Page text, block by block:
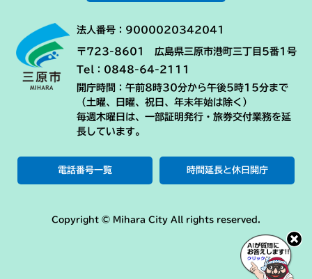
法人番号：9000020342041
〒723-8601 広島県三原市港町三丁目5番1号
Tel：0848-64-2111
開庁時間：午前8時30分から午後5時15分まで
（土曜、日曜、祝日、年末年始は除く）
毎週木曜日は、一部証明発行・旅券交付業務を延
長しています。
電話番号一覧 時間延長と休日開庁
Copyright © Mihara City All rights reserved.